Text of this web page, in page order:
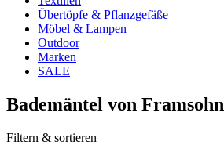
Übertöpfe & Pflanzgefäße
Möbel & Lampen
Outdoor
Marken
SALE
Bademäntel von Framsohn
Filtern & sortieren